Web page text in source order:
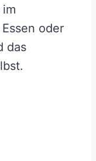
oder
das